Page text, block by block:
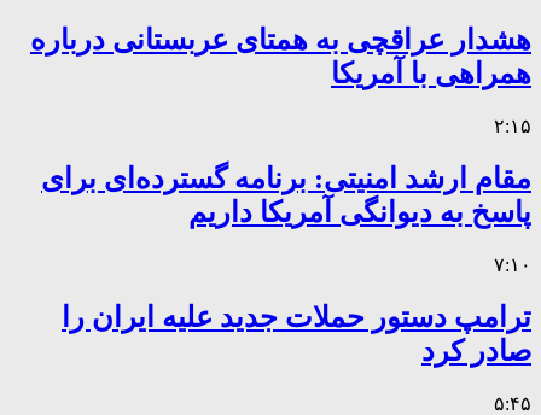
هشدار عراقچی به همتای عربستانی درباره
همراهی با آمریکا
۲:۱۵
مقام ارشد امنیتی: برنامه گسترده‌ای برای
پاسخ به دیوانگی آمریکا داریم
۷:۱۰
ترامپ دستور حملات جدید علیه ایران را
صادر کرد
۵:۴۵